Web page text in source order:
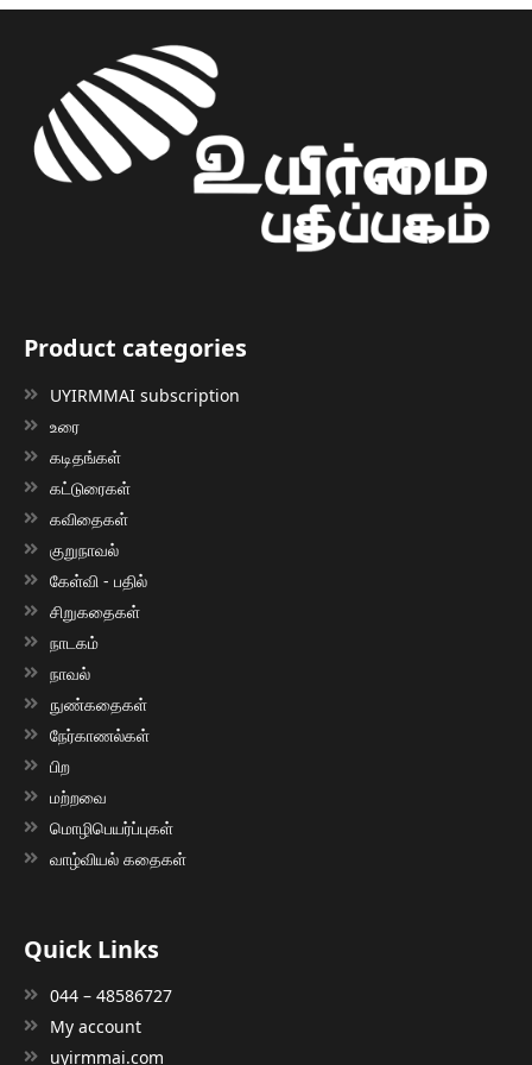
Product categories
UYIRMMAI subscription
உரை
கடிதங்கள்
கட்டுரைகள்
கவிதைகள்
குறுநாவல்
கேள்வி - பதில்
சிறுகதைகள்
நாடகம்
நாவல்
நுண்கதைகள்
நேர்காணல்கள்
பிற
மற்றவை
மொழிபெயர்ப்புகள்
வாழ்வியல் கதைகள்
Quick Links
044 – 48586727
My account
uyirmmai.com